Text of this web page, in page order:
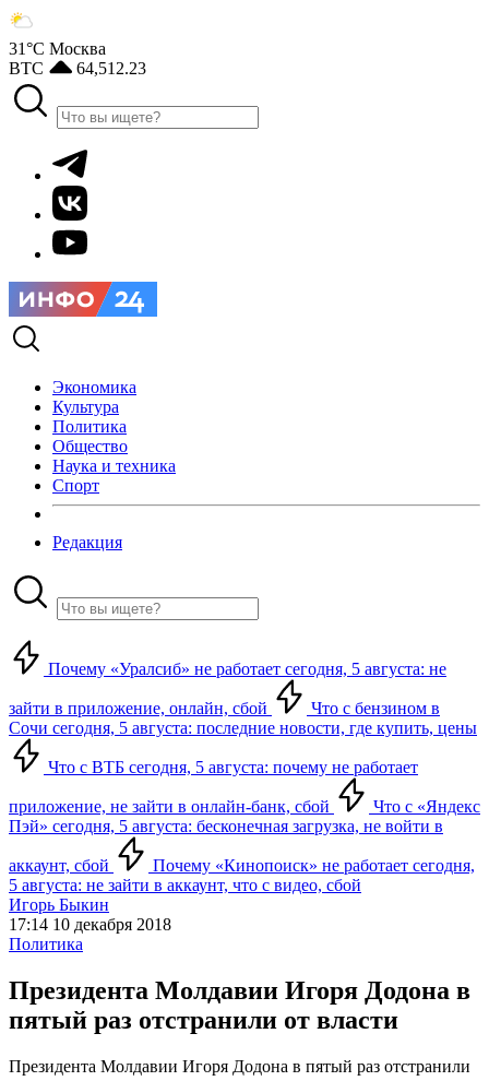
31°С Москва
BTC
64,512.23
Экономика
Культура
Политика
Общество
Наука и техника
Спорт
Редакция
Почему «Уралсиб» не работает сегодня, 5 августа: не
зайти в приложение, онлайн, сбой
Что с бензином в
Сочи сегодня, 5 августа: последние новости, где купить, цены
Что с ВТБ сегодня, 5 августа: почему не работает
приложение, не зайти в онлайн-банк, сбой
Что с «Яндекс
Пэй» сегодня, 5 августа: бесконечная загрузка, не войти в
аккаунт, сбой
Почему «Кинопоиск» не работает сегодня,
5 августа: не зайти в аккаунт, что с видео, сбой
Игорь Быкин
17:14 10 декабря 2018
Политика
Президента Молдавии Игоря Додона в
пятый раз отстранили от власти
Президента Молдавии Игоря Додона в пятый раз отстранили